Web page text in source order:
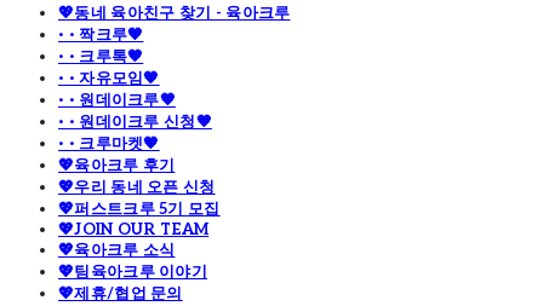
💖동네 육아친구 찾기 - 육아크루
· · 짝크루🧡
· · 크루톡🧡
· · 자유모임🧡
· · 원데이크루🧡
· · 원데이크루 신청🧡
· · 크루마켓🧡
💖육아크루 후기
💖우리 동네 오픈 신청
💖퍼스트크루 5기 모집
💖JOIN OUR TEAM
💖육아크루 소식
💖팀육아크루 이야기
💖제휴/협업 문의